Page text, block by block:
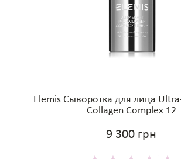
Elemis Сыворотка для лица
Collagen Complex 12
9 300 грн